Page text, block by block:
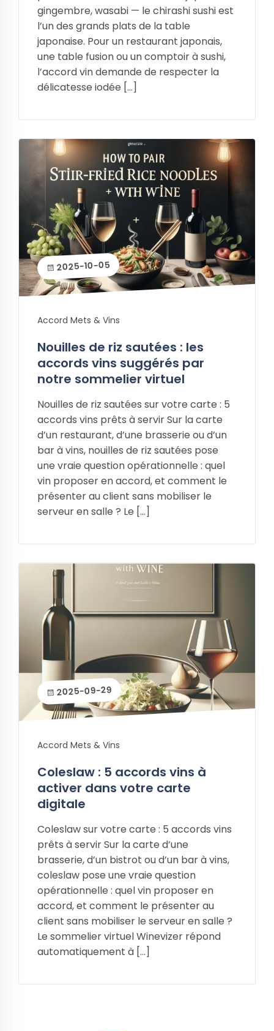
gingembre, wasabi — le chirashi sushi est
l’un des grands plats de la table
japonaise. Pour un restaurant japonais,
une table fusion ou un comptoir à sushi,
l’accord vin demande de respecter la
délicatesse iodée […]
2025-10-05
Accord Mets & Vins
Nouilles de riz sautées : les
accords vins suggérés par
notre sommelier virtuel
Nouilles de riz sautées sur votre carte : 5
accords vins prêts à servir Sur la carte
d’un restaurant, d’une brasserie ou d’un
bar à vins, nouilles de riz sautées pose
une vraie question opérationnelle : quel
vin proposer en accord, et comment le
présenter au client sans mobiliser le
serveur en salle ? Le […]
2025-09-29
Accord Mets & Vins
Coleslaw : 5 accords vins à
activer dans votre carte
digitale
Coleslaw sur votre carte : 5 accords vins
prêts à servir Sur la carte d’une
brasserie, d’un bistrot ou d’un bar à vins,
coleslaw pose une vraie question
opérationnelle : quel vin proposer en
accord, et comment le présenter au
client sans mobiliser le serveur en salle ?
Le sommelier virtuel Winevizer répond
automatiquement à […]